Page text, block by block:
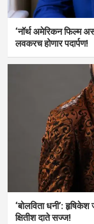
‘नॉर्थ अमेरिकन फिल्म
लवकरच होणार पदार्पण!
‘बोलविता धनी’:
क्षितीश दाते सज्ज!